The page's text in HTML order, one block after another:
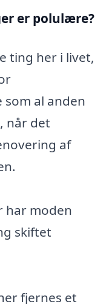
er polulære?
ting her i livet,
al anden
når det
af
har moden
skiftet
fjernes et